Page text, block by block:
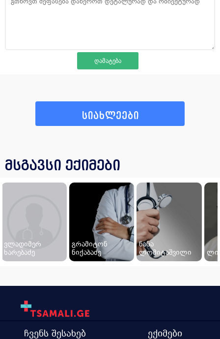
სიახლეები
მსგავსი ექიმები
ვლადიმერ
ხარებაძე
გრამიტონ
ნიქაბაძე
ნანა
ლომიტაშვილი
ჩვენს შესახებ
ექიმები